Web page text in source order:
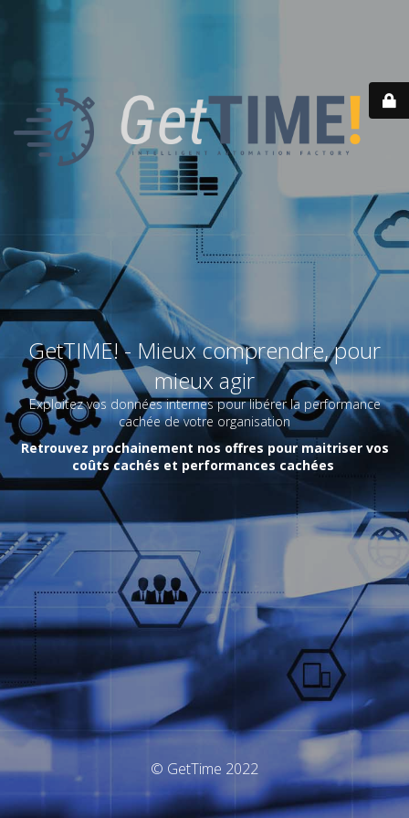
GetTIME! - Mieux comprendre, pour
mieux agir
Exploitez vos données internes pour libérer la performance
cachée de votre organisation
Retrouvez prochainement nos offres pour maitriser vos
coûts cachés et performances cachées
© GetTime 2022